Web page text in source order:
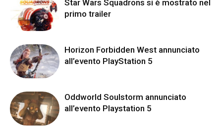
Star Wars Squadrons si è mostrato nel
primo trailer
Horizon Forbidden West annunciato
all’evento PlayStation 5
Oddworld Soulstorm annunciato
all’evento Playstation 5